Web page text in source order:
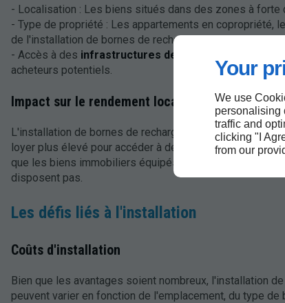
Your
We use
personalising
traffic and
clicking "I
from our
- Localisation : Les biens situés dans des zones à forte
- Type de propriété : Les appartements en copropriété,
de l'installation de bornes de recharge.
- Accès à des infrastructures de recharge rapide
acheteurs potentiels.
Impact sur le rendement locatif
L'installation de bornes de recharge peut également
loyer plus élevé pour accéder à des infrastructures de
que les biens immobiliers équipés de bornes de
disposent pas.
Les défis liés à l'installation
Coûts d'installation
Bien que les avantages soient nombreux, l'installation
peuvent varier en fonction de l'emplacement, du type